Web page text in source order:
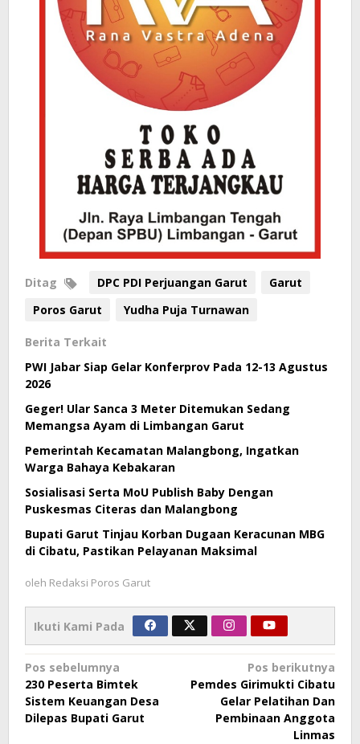
Ditag DPC PDI Perjuangan Garut
Garut
Poros Garut
Yudha Puja Turnawan
Berita Terkait
PWI Jabar Siap Gelar Konferprov Pada 12-13 Agustus
2026
Geger! Ular Sanca 3 Meter Ditemukan Sedang
Memangsa Ayam di Limbangan Garut
Pemerintah Kecamatan Malangbong, Ingatkan
Warga Bahaya Kebakaran
Sosialisasi Serta MoU Publish Baby Dengan
Puskesmas Citeras dan Malangbong
Bupati Garut Tinjau Korban Dugaan Keracunan MBG
di Cibatu, Pastikan Pelayanan Maksimal
oleh Redaksi Poros Garut
Ikuti Kami Pada
Navigasi
pos
Pos sebelumnya
230 Peserta Bimtek
Sistem Keuangan Desa
Dilepas Bupati Garut
Pos berikutnya
Pemdes Girimukti Cibatu
Gelar Pelatihan Dan
Pembinaan Anggota
Linmas